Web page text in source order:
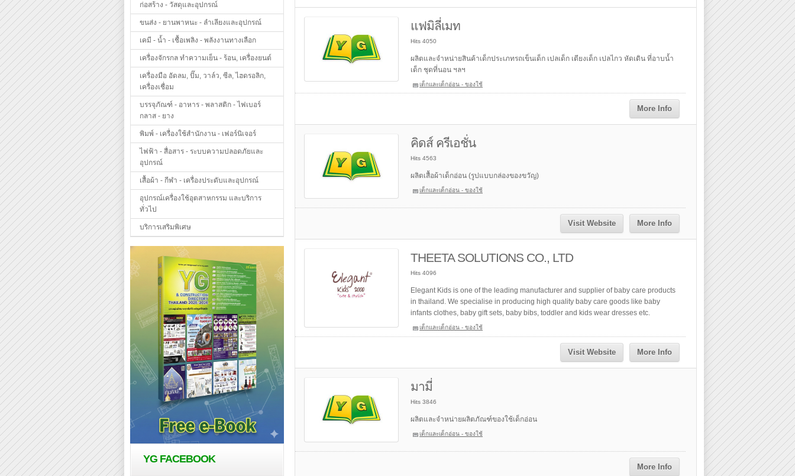
ก่อสร้าง - วัสดุและอุปกรณ์
ขนส่ง - ยานพาหนะ - ลำเลียงและอุปกรณ์
เคมี - น้ำ - เชื้อเพลิง - พลังงานทางเลือก
เครื่องจักรกล ทำความเย็น - ร้อน, เครื่องยนต์
เครื่องมือ อัดลม, ปั๊ม, วาล์ว, ซีล, ไฮดรอลิก,
เครื่องเชื่อม
บรรจุภัณฑ์ - อาหาร - พลาสติก - ไฟเบอร์
กลาส - ยาง
พิมพ์ - เครื่องใช้สำนักงาน - เฟอร์นิเจอร์
ไฟฟ้า - สื่อสาร - ระบบความปลอดภัยและ
อุปกรณ์
เสื้อผ้า - กีฬา - เครื่องประดับและอุปกรณ์
อุปกรณ์เครื่องใช้อุตสาหกรรม และบริการ
ทั่วไป
บริการเสริมพิเศษ
YG FACEBOOK
แฟมิลี่เมท
Hits 4050
ผลิตและจำหน่ายสินค้าเด็กประเภทรถเข็นเด็ก เปลเด็ก เตียงเด็ก เปลไกว หัดเดิน ที่อาบน้ำ
เด็ก ชุดที่นอน ฯลฯ
เด็กและเด็กอ่อน - ของใช้
More Info
คิดส์ ครีเอชั่น
Hits 4563
ผลิตเสื้อผ้าเด็กอ่อน (รูปแบบกล่องของขวัญ)
เด็กและเด็กอ่อน - ของใช้
More Info
Visit Website
THEETA SOLUTIONS CO., LTD
Hits 4096
Elegant Kids is one of the leading manufacturer and supplier of baby care products
in thailand. We specialise in producing high quality baby care goods like baby
infants clothes, baby gift sets, baby bibs, toddler and kids wear dresses etc.
เด็กและเด็กอ่อน - ของใช้
More Info
Visit Website
มามี่
Hits 3846
ผลิตและจำหน่ายผลิตภัณฑ์ของใช้เด็กอ่อน
เด็กและเด็กอ่อน - ของใช้
More Info